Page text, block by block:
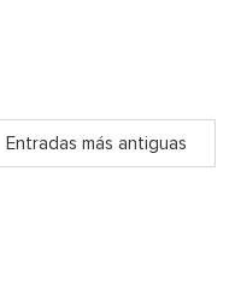
Entradas más antiguas